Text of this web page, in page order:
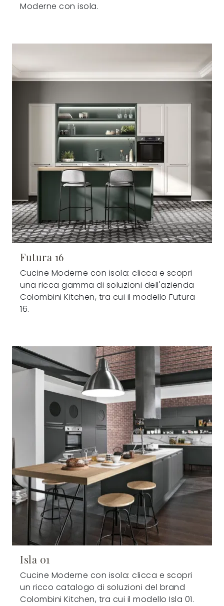
Moderne con isola.
Futura 16
Cucine Moderne con isola: clicca e scopri
una ricca gamma di soluzioni dell'azienda
Colombini Kitchen, tra cui il modello Futura
16.
Isla 01
Cucine Moderne con isola: clicca e scopri
un ricco catalogo di soluzioni del brand
Colombini Kitchen, tra cui il modello Isla 01.